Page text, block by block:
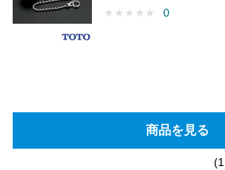
★ ★ ★ ★ ★ 0
商品を見る